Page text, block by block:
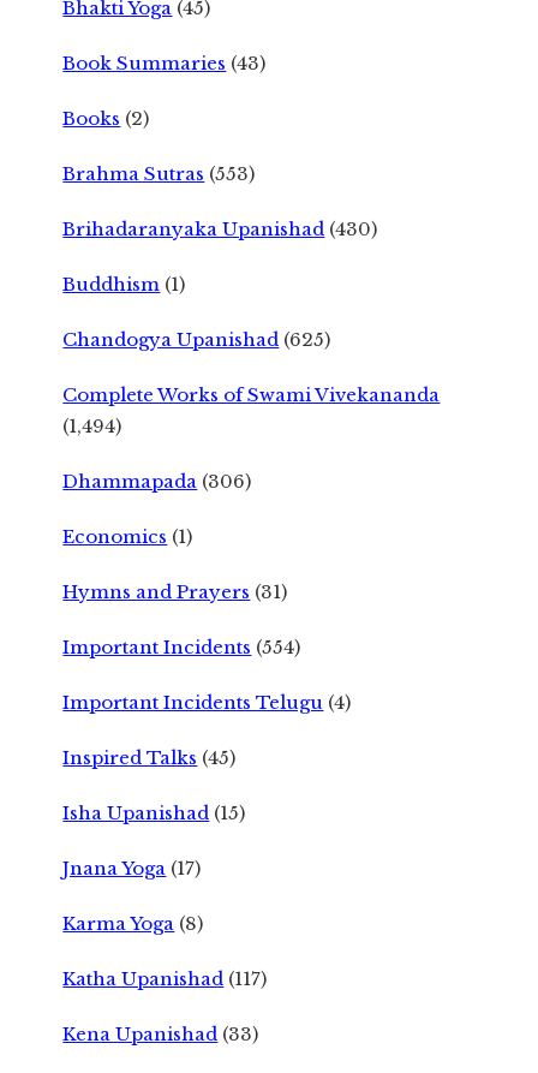
Bhakti Yoga (45)
Book Summaries (43)
Books (2)
Brahma Sutras (553)
Brihadaranyaka Upanishad (430)
Buddhism (1)
Chandogya Upanishad (625)
Complete Works of Swami Vivekananda
(1,494)
Dhammapada (306)
Economics (1)
Hymns and Prayers (31)
Important Incidents (554)
Important Incidents Telugu (4)
Inspired Talks (45)
Isha Upanishad (15)
Jnana Yoga (17)
Karma Yoga (8)
Katha Upanishad (117)
Kena Upanishad (33)